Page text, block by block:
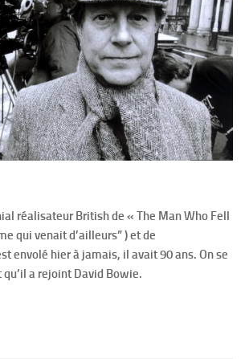
réalisateur British de « The Man Who Fell
qui venait d’ailleurs” ) et de
envolé hier à jamais, il avait 90 ans. On se
a rejoint David Bowie.